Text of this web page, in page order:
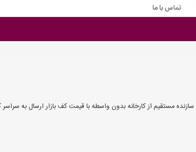
تماس با ما
مستقیم از کارخانه بدون واسطه با قیمت کف بازار ارسال به